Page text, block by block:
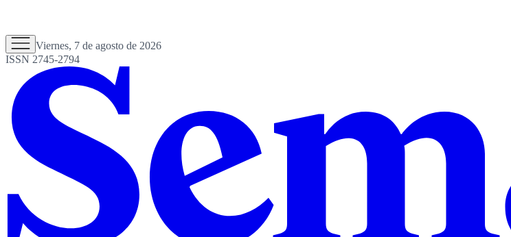
Viernes, 7 de agosto de 2026
ISSN 2745-2794